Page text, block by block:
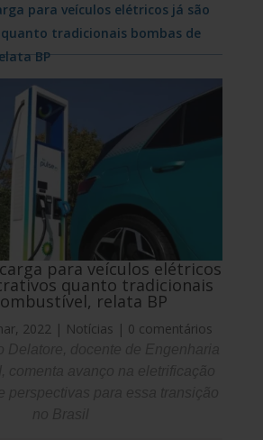
para veículos elétricos já são
tradicionais bombas de
BP
para veículos elétricos
quanto tradicionais
relata BP
2022 | Notícias | 0 comentários